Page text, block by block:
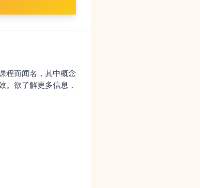
程而闻名，其中概念
。欲了解更多信息，